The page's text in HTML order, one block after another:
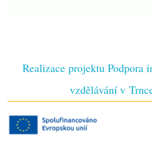
Realizace projektu Podpora
vzdělávání v